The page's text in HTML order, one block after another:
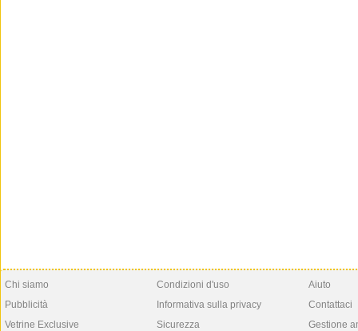
Chi siamo
Pubblicità
Vetrine Exclusive
Condizioni d'uso
Informativa sulla privacy
Sicurezza
Aiuto
Contattaci
Gestione